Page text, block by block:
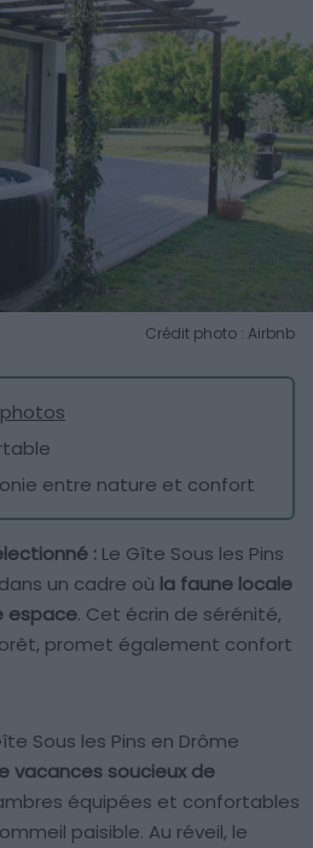
Crédit photo : Airbnb
entre nature et confort
: Le Gîte Sous les Pins
un cadre où la faune locale
espace. Cet écrin de sérénité,
promet également confort
Sous les Pins en Drôme
vacances soucieux de
équipées et confortables
paisible. Au réveil, le